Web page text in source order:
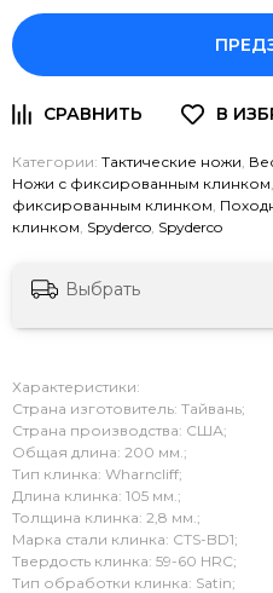
Категории: Тактические ножи,
Ножи с фиксированным клинком,
фиксированным клинком,
клинком, Spyderco, Spyderco
Выбрать
Характеристики:
Страна изготовитель: Тайвань;
Страна производства: США;
Общая длина: 200 мм.;
Тип клинка: Wharncliff;
Длина клинка: 105 мм.;
Толщина клинка: 2,8 мм.;
Марка стали клинка: CTS-BD1;
Твердость клинка: 59-60 HRC;
Тип обработки клинка: Satin;